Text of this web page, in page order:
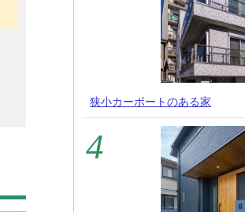
狭小カーポートのある家